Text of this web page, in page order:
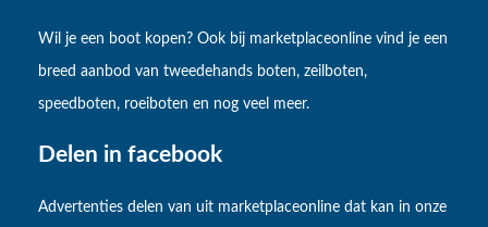
Wil je een boot kopen? Ook bij marketplaceonline vind je een
breed aanbod van tweedehands boten, zeilboten,
speedboten, roeiboten en nog veel meer.
Delen in facebook
Advertenties delen van uit marketplaceonline dat kan in onze